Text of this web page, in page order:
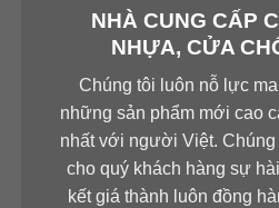
NHÀ CUNG CẤP
NHỰA, CỬA
Chúng tôi luôn nỗ lực
những sản phẩm mới cao
nhất với người Việt. Chúng
cho quý khách hàng sự
kết giá thành luôn đồng